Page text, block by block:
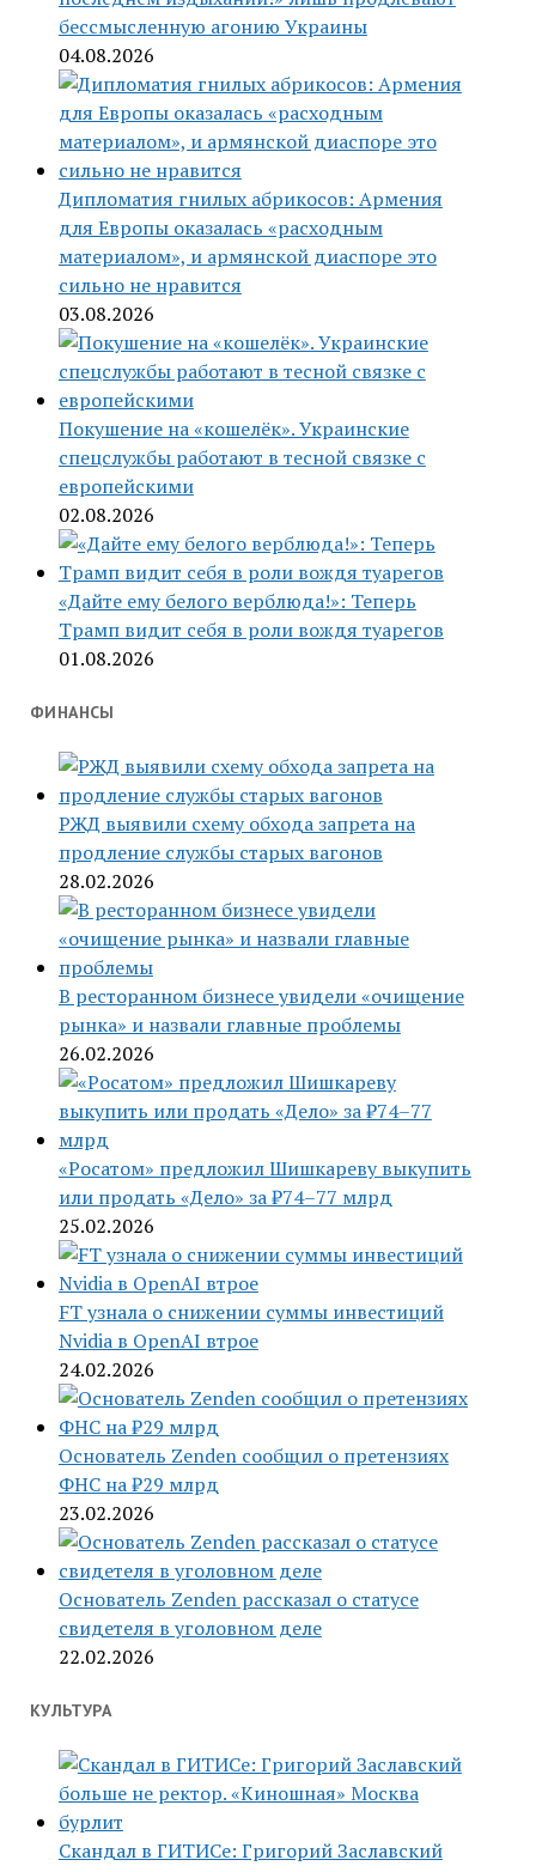
бессмысленную агонию Украины
04.08.2026
Дипломатия гнилых абрикосов: Армения
для Европы оказалась «расходным
материалом», и армянской диаспоре это
сильно не нравится
03.08.2026
Покушение на «кошелёк». Украинские
спецслужбы работают в тесной связке с
европейскими
02.08.2026
«Дайте ему белого верблюда!»: Теперь
Трамп видит себя в роли вождя туарегов
01.08.2026
ФИНАНСЫ
РЖД выявили схему обхода запрета на
продление службы старых вагонов
28.02.2026
В ресторанном бизнесе увидели «очищение
рынка» и назвали главные проблемы
26.02.2026
«Росатом» предложил Шишкареву выкупить
или продать «Дело» за ₽74–77 млрд
25.02.2026
FT узнала о снижении суммы инвестиций
Nvidia в OpenAI втрое
24.02.2026
Основатель Zenden сообщил о претензиях
ФНС на ₽29 млрд
23.02.2026
Основатель Zenden рассказал о статусе
свидетеля в уголовном деле
22.02.2026
КУЛЬТУРА
Скандал в ГИТИСе: Григорий Заславский